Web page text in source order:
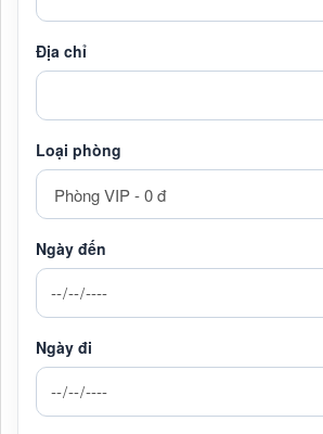
Địa chỉ
Loại phòng
Ngày đến
Ngày đi